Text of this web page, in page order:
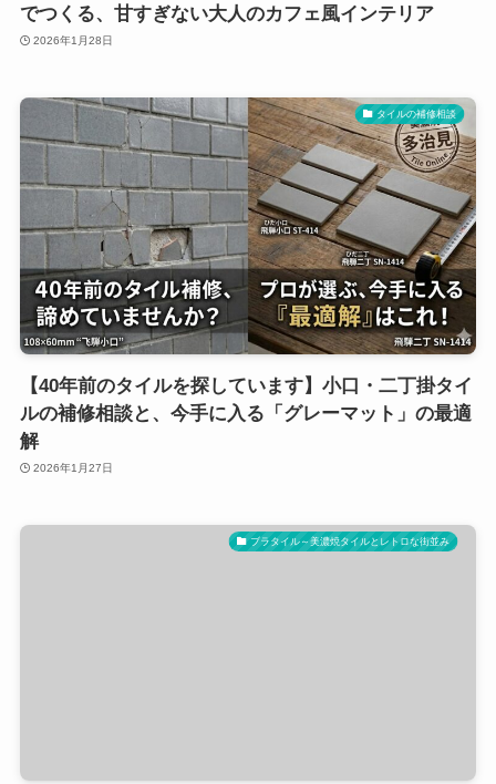
でつくる、甘すぎない大人のカフェ風インテリア
2026年1月28日
タイルの補修相談
【40年前のタイルを探しています】小口・二丁掛タイ
ルの補修相談と、今手に入る「グレーマット」の最適
解
2026年1月27日
ブラタイル～美濃焼タイルとレトロな街並み